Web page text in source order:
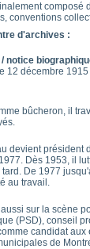
conventions
d'archives :
notice
12 décembre
bûcheron, il
devient président
Dès 1953, il
De 1977
au travail.
sur la scène
(PSD), conseil
candidat
de